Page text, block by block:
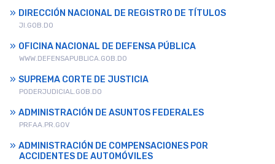
DIRECCIÓN NACIONAL DE REGISTRO DE TÍTULOS
JI.GOB.DO
OFICINA NACIONAL DE DEFENSA PÚBLICA
WWW.DEFENSAPUBLICA.GOB.DO
SUPREMA CORTE DE JUSTICIA
PODERJUDICIAL.GOB.DO
ADMINISTRACIÓN DE ASUNTOS FEDERALES
PRFAA.PR.GOV
ADMINISTRACIÓN DE COMPENSACIONES POR
ACCIDENTES DE AUTOMÓVILES